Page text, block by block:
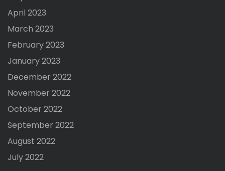
April 2023
March 2023
February 2023
January 2023
December 2022
November 2022
October 2022
September 2022
August 2022
July 2022